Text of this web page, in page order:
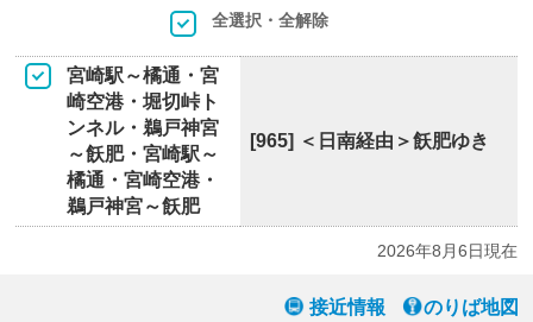
全選択・全解除
宮崎駅～橘通・宮
崎空港・堀切峠ト
ンネル・鵜戸神宮
～飫肥・宮崎駅～
橘通・宮崎空港・
鵜戸神宮～飫肥
[965] ＜日南経由＞飫肥ゆき
2026年8月6日現在
接近情報 のりば地図